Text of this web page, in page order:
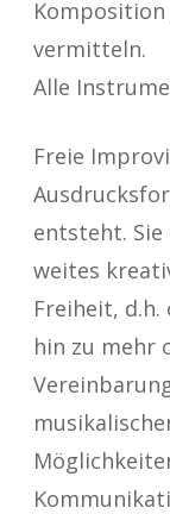
vermitteln.
Alle
Freie
entsteht. Sie
weites
Freiheit, d.h.
hin zu mehr